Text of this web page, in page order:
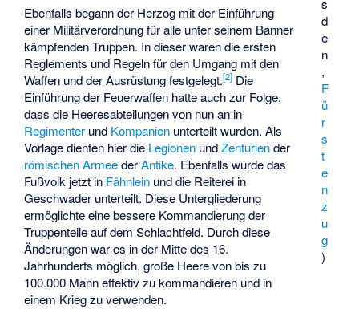
d
e
n
,
F
ü
r
s
t
e
n
z
u
g
)
Ebenfalls begann der Herzog mit der Einführung
einer Militärverordnung für alle unter seinem Banner
kämpfenden Truppen. In dieser waren die ersten
Reglements und Regeln für den Umgang mit den
Waffen und der Ausrüstung festgelegt.[2] Die
Einführung der Feuerwaffen hatte auch zur Folge,
dass die Heeresabteilungen von nun an in
Regimenter und Kompanien unterteilt wurden. Als
Vorlage dienten hier die Legionen undZenturiender
römischen ArmeederAntike. Ebenfalls wurde das
Fußvolk jetzt in Fähnlein und die Reiterei in
Geschwader unterteilt. Diese Untergliederung
ermöglichte eine bessere Kommandierung der
Truppenteile auf dem Schlachtfeld. Durch diese
Änderungen war es in der Mitte des 16.
Jahrhunderts möglich, große Heere von bis zu
100.000 Mann effektiv zu kommandieren und in
einem Krieg zu verwenden.